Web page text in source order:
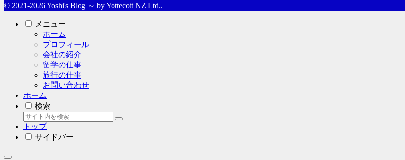
© 2021-2026 Yoshi's Blog ～ by Yottecott NZ Ltd..
メニュー
ホーム
プロフィール
会社の紹介
留学の仕事
旅行の仕事
お問い合わせ
ホーム
検索
トップ
サイドバー